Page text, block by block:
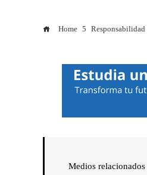
Home Responsabilidad
Medios relacionados